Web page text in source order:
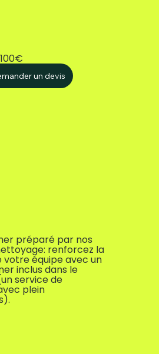
un devis
préparé par nos
renforcez la
votre équipe avec un
inclus dans le
service de
plein